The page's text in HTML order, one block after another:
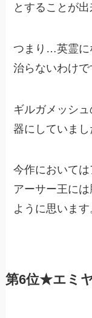
とすることが
つまり…英霊
治らないわけで
ギルガメッシ
器にしていまし
今作において
アーサー王に
ように思います
第6位★エミ